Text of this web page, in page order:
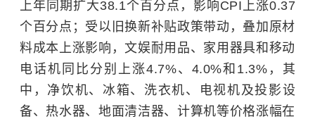
上年同期扩大38.1个百分点，影响CPI上涨0.37
个百分点；受以旧换新补贴政策带动，叠加原材
料成本上涨影响，文娱耐用品、家用器具和移动
电话机同比分别上涨4.7%、4.0%和1.3%，其
中，净饮机、冰箱、洗衣机、电视机及投影设
备、热水器、地面清洁器、计算机等价格涨幅在